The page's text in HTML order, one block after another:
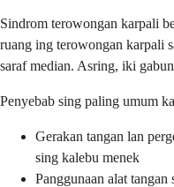
Sindrom terowongan karpali
ruang ing terowongan karpali
saraf median. Asring, iki
Penyebab sing paling umum
Gerakan tangan lan
sing kalebu menek
Panggunaan alat tangan